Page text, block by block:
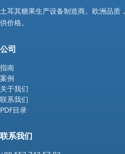
土耳其糖果生产设备制造商。欧洲品质
供价格。
公司
指南
案例
关于我们
联系我们
PDF目录
联系我们